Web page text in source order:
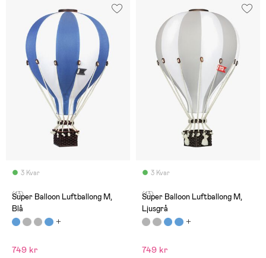
3 Kvar
(13)
Super Balloon Luftballong M,
Blå
749 kr
3 Kvar
(13)
Super Balloon Luftballong M,
Ljusgrå
749 kr